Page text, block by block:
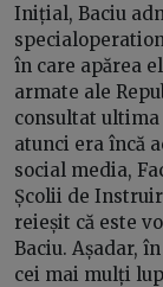
Inițial, Baciu
în care apărea
armate ale
consultat ultima
atunci era încă
social media,
Școlii de
reieșit că este
Baciu. Așadar,
cei mai mulți